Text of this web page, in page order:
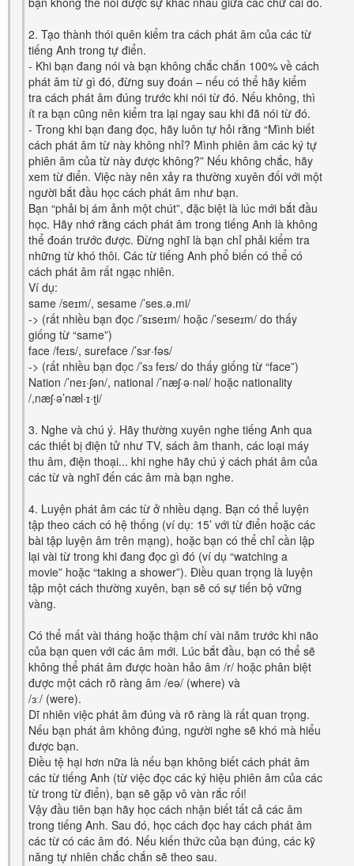
2. Tạo thành thói quên kiểm tra cách phát âm của các từ
tiếng Anh trong tự điển.
- Khi bạn đang nói và bạn không chắc chắn 100% về cách
phát âm từ gì đó, đừng suy đoán – nếu có thể hãy kiểm
tra cách phát âm đúng trước khi nói từ đó. Nếu không, thì
ít ra bạn cũng nên kiểm tra lại ngay sau khi đã nói từ đó.
- Trong khi bạn đang đọc, hãy luôn tự hỏi rằng “Mình biết
cách phát âm từ này không nhỉ? Mình phiên âm các ký tự
phiên âm của từ này được không?” Nếu không chắc, hãy
xem từ điển. Việc này nên xảy ra thường xuyên đối với một
người bắt đầu học cách phát âm như bạn.
Bạn “phải bị ám ảnh một chút”, đặc biệt là lúc mới bắt đầu
học. Hãy nhớ rằng cách phát âm trong tiếng Anh là không
thể đoán trước được. Đừng nghĩ là bạn chỉ phải kiểm tra
những từ khó thôi. Các từ tiếng Anh phổ biến có thể có
cách phát âm rất ngạc nhiên.
Ví dụ:
same /seɪm/, sesame /’ses.ə.mi/
-> (rất nhiều bạn đọc /’sɪseɪm/ hoặc /’seseɪm/ do thấy
giống từ “same”)
face /feɪs/, sureface /’sɜr·fəs/
-> (rất nhiều bạn đọc /’sɜ feɪs/ do thấy giống từ “face”)
Nation /’neɪ·ʃən/, national /’næʃ·ə·nəl/ hoặc nationality
/,næʃ·ə’næl·ɪ·t̬i/
3. Nghe và chú ý. Hãy thường xuyên nghe tiếng Anh qua
các thiết bị điện tử như TV, sách âm thanh, các loại máy
thu âm, điện thoại... khi nghe hãy chú ý cách phát âm của
các từ và nghĩ đến các âm mà bạn nghe.
4. Luyện phát âm các từ ở nhiều dạng. Bạn có thể luyện
tập theo cách có hệ thống (ví dụ: 15’ với từ điển hoặc các
bài tập luyện âm trên mạng), hoặc bạn có thể chỉ cần lập
lại vài từ trong khi đang đọc gì đó (ví dụ “watching a
movie” hoặc “taking a shower”). Điều quan trọng là luyện
tập một cách thường xuyên, bạn sẽ có sự tiến bộ vững
vàng.
Có thể mất vài tháng hoặc thậm chí vài năm trước khi não
của bạn quen với các âm mới. Lúc bắt đầu, bạn có thể sẽ
không thể phát âm được hoàn hảo âm /r/ hoặc phân biệt
được một cách rõ ràng âm /eə/ (where) và
/ɜː/ (were).
Dĩ nhiên việc phát âm đúng và rõ ràng là rất quan trọng.
Nếu bạn phát âm không đúng, người nghe sẽ khó mà hiểu
được bạn.
Điều tệ hại hơn nữa là nếu bạn không biết cách phát âm
các từ tiếng Anh (từ việc đọc các ký hiệu phiên âm của các
từ trong từ điển), bạn sẽ gặp vô vàn rắc rối!
Vậy đầu tiên bạn hãy học cách nhận biết tất cả các âm
trong tiếng Anh. Sau đó, học cách đọc hay cách phát âm
các từ có các âm đó. Nếu kiến thức của bạn đúng, các kỹ
năng tự nhiên chắc chắn sẽ theo sau.